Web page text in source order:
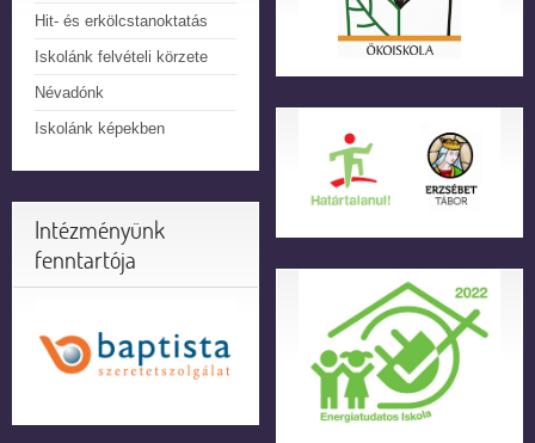
Hit- és erkölcstanoktatás
Iskolánk felvételi körzete
Névadónk
Iskolánk képekben
Intézményünk
fenntartója